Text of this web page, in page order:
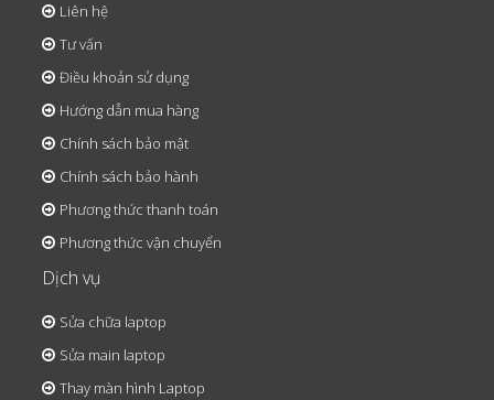
Liên hệ
Tư vấn
Điều khoản sử dụng
Hướng dẫn mua hàng
Chính sách bảo mật
Chính sách bảo hành
Phương thức thanh toán
Phương thức vận chuyển
Dịch vụ
Sửa chữa laptop
Sửa main laptop
Thay màn hình Laptop